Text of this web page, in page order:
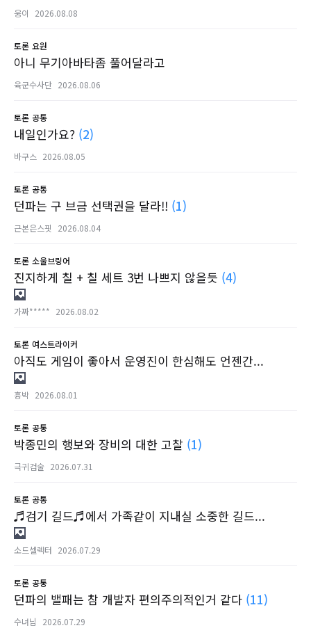
웅이 2026.08.08
토론 요원
아니 무기아바타좀 풀어달라고
육군수사단 2026.08.06
토론 공통
내일인가요? (2)
바구스 2026.08.05
토론 공통
던파는 구 브금 선택권을 달라!! (1)
근본은스핏 2026.08.04
토론 소울브링어
진지하게 칠 + 칠 세트 3번 나쁘지 않을듯 (4)
가짜***** 2026.08.02
토론 여스트라이커
아직도 게임이 좋아서 운영진이 한심해도 언젠간...
흉박 2026.08.01
토론 공통
박종민의 행보와 장비의 대한 고찰 (1)
극귀검술 2026.07.31
토론 공통
♬검기 길드♬에서 가족같이 지내실 소중한 길드...
소드셀렉터 2026.07.29
토론 공통
던파의 밸패는 참 개발자 편의주의적인거 같다 (11)
수녀님 2026.07.29